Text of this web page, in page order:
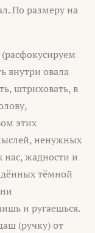
По размеру на
внутри овала
штриховать, в
этих
ненужных
жадности и
тёмной
и ругаешься.
(ручку) от